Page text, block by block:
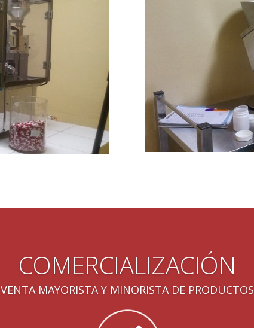
COMERCIALIZACIÓN
VENTA MAYORISTA Y MINORISTA DE PRODUCTOS